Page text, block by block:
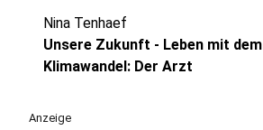
Nina Tenhaef
Unsere Zukunft - Leben mit dem
Klimawandel: Der Arzt
Anzeige